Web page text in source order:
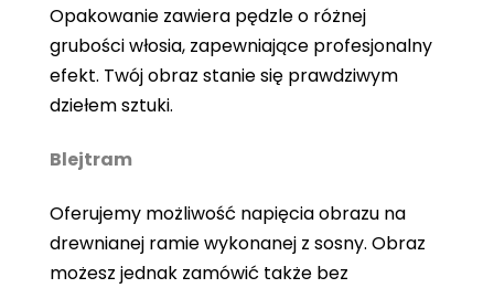
Opakowanie zawiera pędzle o różnej
grubości włosia, zapewniające profesjonalny
efekt. Twój obraz stanie się prawdziwym
dziełem sztuki.
Blejtram
Oferujemy możliwość napięcia obrazu na
drewnianej ramie wykonanej z sosny. Obraz
możesz jednak zamówić także bez